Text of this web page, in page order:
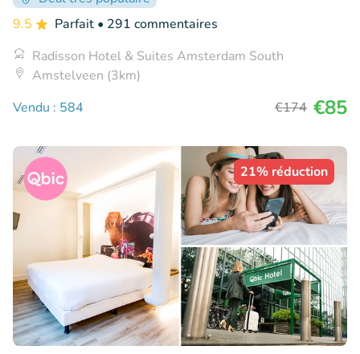
9.5
Parfait • 291 commentaires
Radisson Hotel & Suites Amsterdam South
Amstelveen (3km)
Vendu : 584
€174 €85
21% réduction